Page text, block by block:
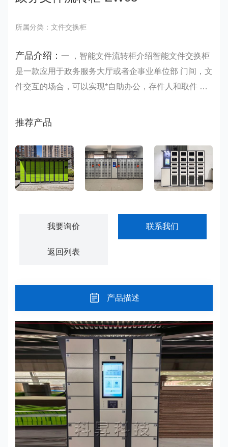
所属分类：文件交换柜
产品介绍： 一 ，智能文件流转柜介绍智能文件交换柜
是一款应用于政务服务大厅或者企事业单位部 门间，文
件交互的场合，可以实现*自助办公，存件人和取件 人
自助办公 智能柜。智能文件中转柜是一种放置于企业单
推荐产品
我要询价 联系我们
返回列表
产品描述